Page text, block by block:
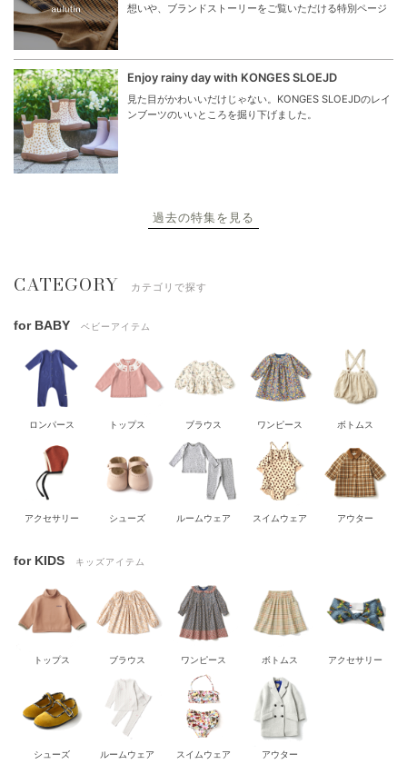
想いや、ブランドストーリーをご覧いただける特別ページ
Enjoy rainy day with KONGES SLOEJD
見た目がかわいいだけじゃない。KONGES SLOEJDのレイ
ンブーツのいいところを掘り下げました。
過去の特集を見る
CATEGORY カテゴリで探す
for BABY ベビーアイテム
ロンパース トップス ブラウス ワンピース ボトムス
アクセサリー シューズ ルームウェア スイムウェア アウター
for KIDS キッズアイテム
トップス ブラウス ワンピース ボトムス アクセサリー
シューズ ルームウェア スイムウェア アウター